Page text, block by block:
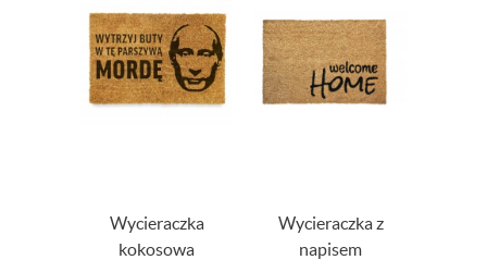
Wycieraczka
kokosowa
Wycieraczka z
napisem